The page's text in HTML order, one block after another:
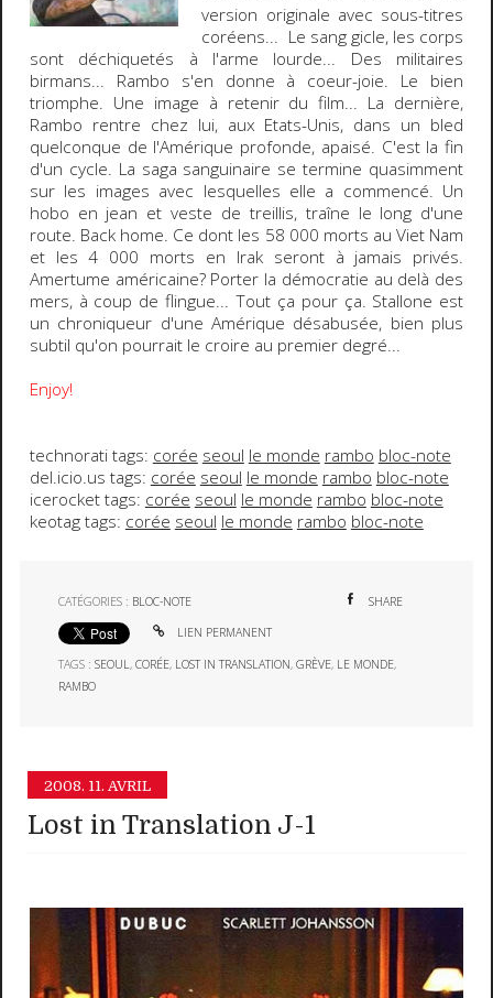
version originale avec sous-titres
coréens... Le sang gicle, les corps
sont déchiquetés à l'arme lourde... Des militaires
birmans... Rambo s'en donne à coeur-joie. Le bien
triomphe. Une image à retenir du film... La dernière,
Rambo rentre chez lui, aux Etats-Unis, dans un bled
quelconque de l'Amérique profonde, apaisé. C'est la fin
d'un cycle. La saga sanguinaire se termine quasimment
sur les images avec lesquelles elle a commencé. Un
hobo en jean et veste de treillis, traîne le long d'une
route. Back home. Ce dont les 58 000 morts au Viet Nam
et les 4 000 morts en Irak seront à jamais privés.
Amertume américaine? Porter la démocratie au delà des
mers, à coup de flingue... Tout ça pour ça. Stallone est
un chroniqueur d'une Amérique désabusée, bien plus
subtil qu'on pourrait le croire au premier degré...
Enjoy!
technorati tags: corée seoul le monde rambo bloc-note
del.icio.us tags: corée seoul le monde rambo bloc-note
icerocket tags: corée seoul le monde rambo bloc-note
keotag tags: corée seoul le monde rambo bloc-note
CATÉGORIES : BLOC-NOTE SHARE
LIEN PERMANENT
TAGS :SEOUL,CORÉE, LOST IN TRANSLATION,GRÈVE, LE MONDE,
RAMBO
2008. 11. AVRIL
Lost in Translation J-1